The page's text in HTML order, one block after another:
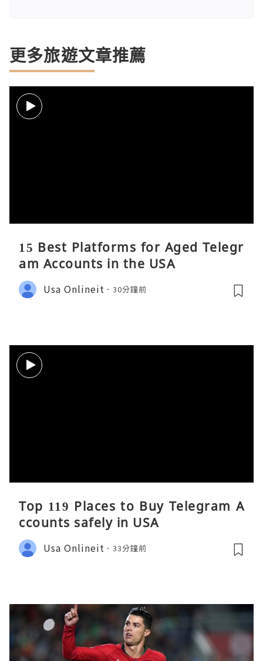
更多旅遊文章推薦
15 Best Platforms for Aged Telegr
am Accounts in the USA
Usa Onlineit 30分鐘前
Top 119 Places to Buy Telegram A
ccounts safely in USA
Usa Onlineit 33分鐘前